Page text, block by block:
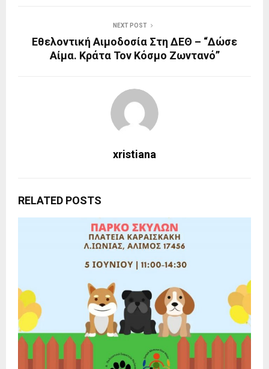
NEXT POST
Εθελοντική Αιμοδοσία Στη ΔΕΘ – “Δώσε
Αίμα. Κράτα Τον Κόσμο Ζωντανό”
xristiana
RELATED POSTS